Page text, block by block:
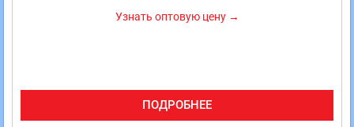
Узнать оптовую цену →
ПОДРОБНЕЕ